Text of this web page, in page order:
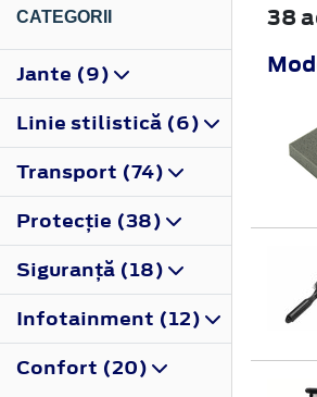
CATEGORII
Jante (9)
Linie stilistică (6)
Transport (74)
Protecţie (38)
Siguranţă (18)
Infotainment (12)
Confort (20)
38